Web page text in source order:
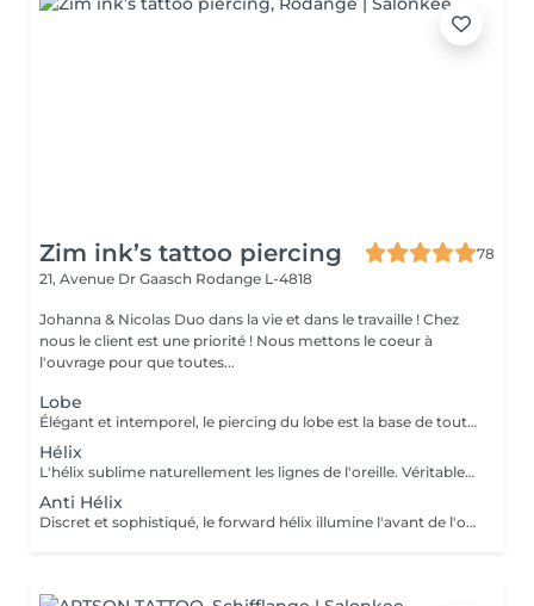
Zim ink’s tattoo piercing
78
21, Avenue Dr Gaasch Rodange L-4818
Johanna & Nicolas Duo dans la vie et dans le travaille ! Chez
nous le client est une priorité ! Nous mettons le coeur à
l'ouvrage pour que toutes...
Lobe
Élégant et intemporel, le piercing du lobe est la base de toutes les plus belles compositions. Qu'il s'agisse d'un premier piercing ou d'une nouvelle création, chaque réalisation est effectuée avec précision afin de t'offrir une expérience aussi agréable que soignée. Inclus : Bijou de première pose en titane ASTM F-136 Conseils personnalisés et suivi de cicatrisation + 5€ pour changer la couleur de ton bijou grâce à l'anodisation. Les bijoux de la vitrine sont disponibles en première pause, le prix du bijou est à ajouter à la prestation. Pour toutes demandes d'informations, merci de me contacter. Tout les mineurs doivent être accompagnés d'un tuteur légal ( parents ! ), des justificatifs d'identités seront demandés.
Hélix
L'hélix sublime naturellement les lignes de l'oreille. Véritable incontournable, il apporte une touche contemporaine et raffinée qui s'intègre parfaitement à votre style. Chaque projet est pensé en harmonie avec ton anatomie. Conseils personnalisés et suivi de cicatrisation Inclus : Bijou de première pose en titane ASTM F-136 + 5€ pour changer la couleur de ton bijou grâce à l'anodisation. Les bijoux de la vitrine sont disponibles en première pause, le prix du bijou est à ajouter à la prestation. Pour toutes demandes d'informations, merci de me contacter. Tout les mineurs doivent être accompagnés d'un tuteur légal ( parents ! ), des justificatifs d'identités seront demandés.
Anti Hélix
Discret et sophistiqué, le forward hélix illumine l'avant de l'oreille avec subtilité. Un choix idéal pour une composition délicate et résolument élégante. Conseils personnalisés et suivi de cicatrisation Inclus : Bijou de première pose en titane ASTM F-136 + 5€ pour changer la couleur de ton bijou grâce à l'anodisation. Les bijoux de la vitrine sont disponibles en première pause, le prix du bijou est à ajouter à la prestation. Pour toutes demandes d'informations, merci de me contacter. Tout les mineurs doivent être accompagnés d'un tuteur légal ( parents ! ), des justificatifs d'identités seront demandés.